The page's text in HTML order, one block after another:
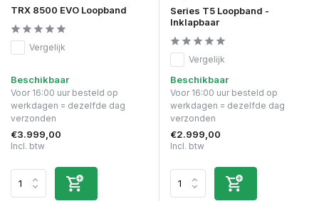
TRX 8500 EVO Loopband
Vergelijk
Beschikbaar
Voor 16:00 uur besteld op
werkdagen = dezelfde dag
verzonden
€3.999,00
Incl. btw
Series T5 Loopband -
Inklapbaar
Vergelijk
Beschikbaar
Voor 16:00 uur besteld op
werkdagen = dezelfde dag
verzonden
€2.999,00
Incl. btw